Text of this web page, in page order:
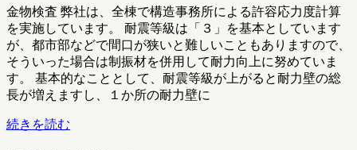
金物検査 弊社は、全棟で構造事務所による許容応力度計算
を実施しています。 耐震等級は「３」を基本としています
が、都市部などで間口が狭いと難しいこともありますので、
そういった場合は制振材を併用して耐力向上に努めていま
す。 基本的なこととして、耐震等級が上がると耐力壁の総
長が増えますし、１か所の耐力壁に
続きを読む